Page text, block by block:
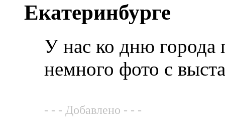
Екатеринбурге
У нас ко дню города
немного фото с
- - - Добавлено - - -